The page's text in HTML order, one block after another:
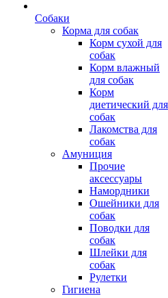
Собаки
Корма для собак
Корм сухой для
собак
Корм влажный
для собак
Корм
диетический для
собак
Лакомства для
собак
Амуниция
Прочие
аксессуары
Намордники
Ошейники для
собак
Поводки для
собак
Шлейки для
собак
Рулетки
Гигиена